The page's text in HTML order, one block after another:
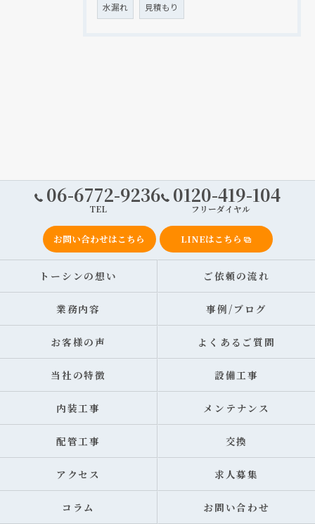
水漏れ 見積もり
06-6772-9236
TEL
0120-419-104
フリーダイヤル
お問い合わせはこちら LINEはこちら
トーシンの想い ご依頼の流れ
業務内容 事例/ブログ
お客様の声 よくあるご質問
当社の特徴 設備工事
内装工事 メンテナンス
配管工事 交換
アクセス 求人募集
コラム お問い合わせ